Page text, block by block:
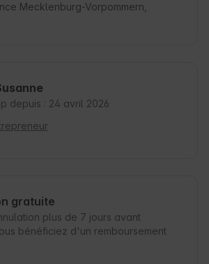
Mecklenburg-Vorpommern,
depuis : 24 avril 2026
gratuite
plus de 7 jours avant
bénéficiez d'un remboursement